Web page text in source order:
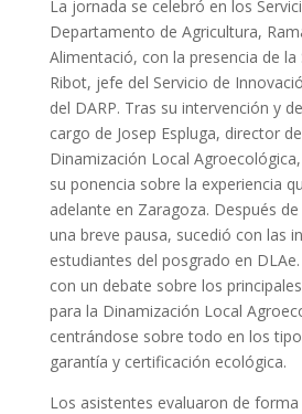
La jornada se celebró en los
Departamento de Agricultura,
Alimentació, con la presencia de la
Ribot, jefe del Servicio de
del DARP. Tras su intervención y
cargo de Josep Espluga, director
Dinamización Local
su ponencia sobre la experiencia
adelante en Zaragoza. Después
una breve pausa, sucedió con las
estudiantes del posgrado en
con un debate sobre los
para la Dinamización Local
centrándose sobre todo en los
garantía y certificación ecológica.
Los asistentes evaluaron de